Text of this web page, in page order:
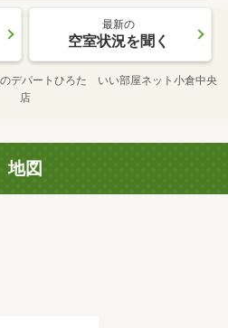
最新の
空室状況を聞く
デパートひろた いい部屋ネット小倉中央
店
地図